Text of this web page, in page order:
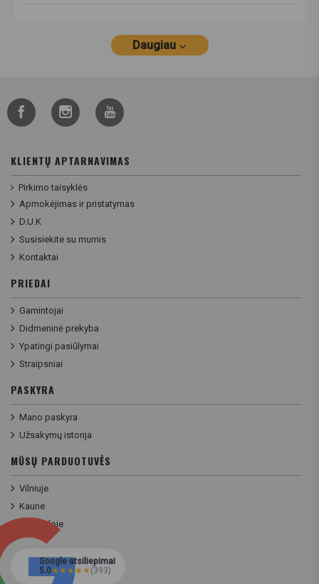
Daugiau
KLIENTŲ APTARNAVIMAS
Pirkimo taisyklės
Apmokėjimas ir pristatymas
D.U.K
Susisiekite su mumis
Kontaktai
PRIEDAI
Gamintojai
Didmeninė prekyba
Ypatingi pasiūlymai
Straipsniai
PASKYRA
Mano paskyra
Užsakymų istorija
MŪSŲ PARDUOTUVĖS
Vilniuje
Kaune
Klaipėdoje
Google atsiliepimai
5.0★★★★★(393)